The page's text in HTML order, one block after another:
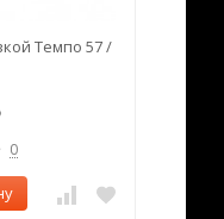
Темпо 57 /
0